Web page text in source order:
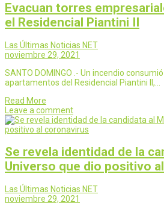
Evacuan torres
el Residencial Piantini II
Las Últimas Noticias NET
noviembre 29, 2021
SANTO DOMINGO .- Un incendio
apartamentos del Residencial Piantini II,…
Read More
Leave a comment
Se revela identidad de la
Universo que dio positivo
Las Últimas Noticias NET
noviembre 29, 2021